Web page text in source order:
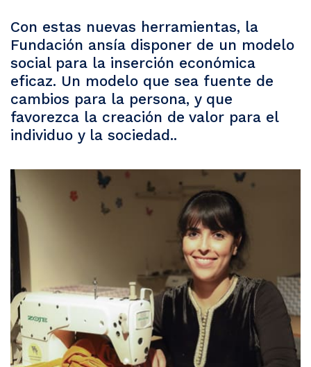
Con estas nuevas herramientas, la
Fundación ansía disponer de un modelo
social para la inserción económica
eficaz. Un modelo que sea fuente de
cambios para la persona, y que
favorezca la creación de valor para el
individuo y la sociedad..